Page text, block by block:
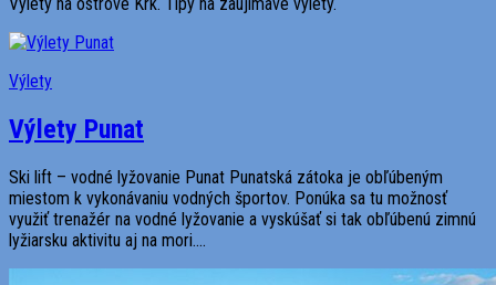
Výlety
Výlety Punat
Ski lift – vodné lyžovanie Punat Punatská zátoka je obľúbeným
miestom k vykonávaniu vodných športov. Ponúka sa tu možnosť
využiť trenažér na vodné lyžovanie a vyskúšať si tak obľúbenú zimnú
lyžiarsku aktivitu aj na mori....